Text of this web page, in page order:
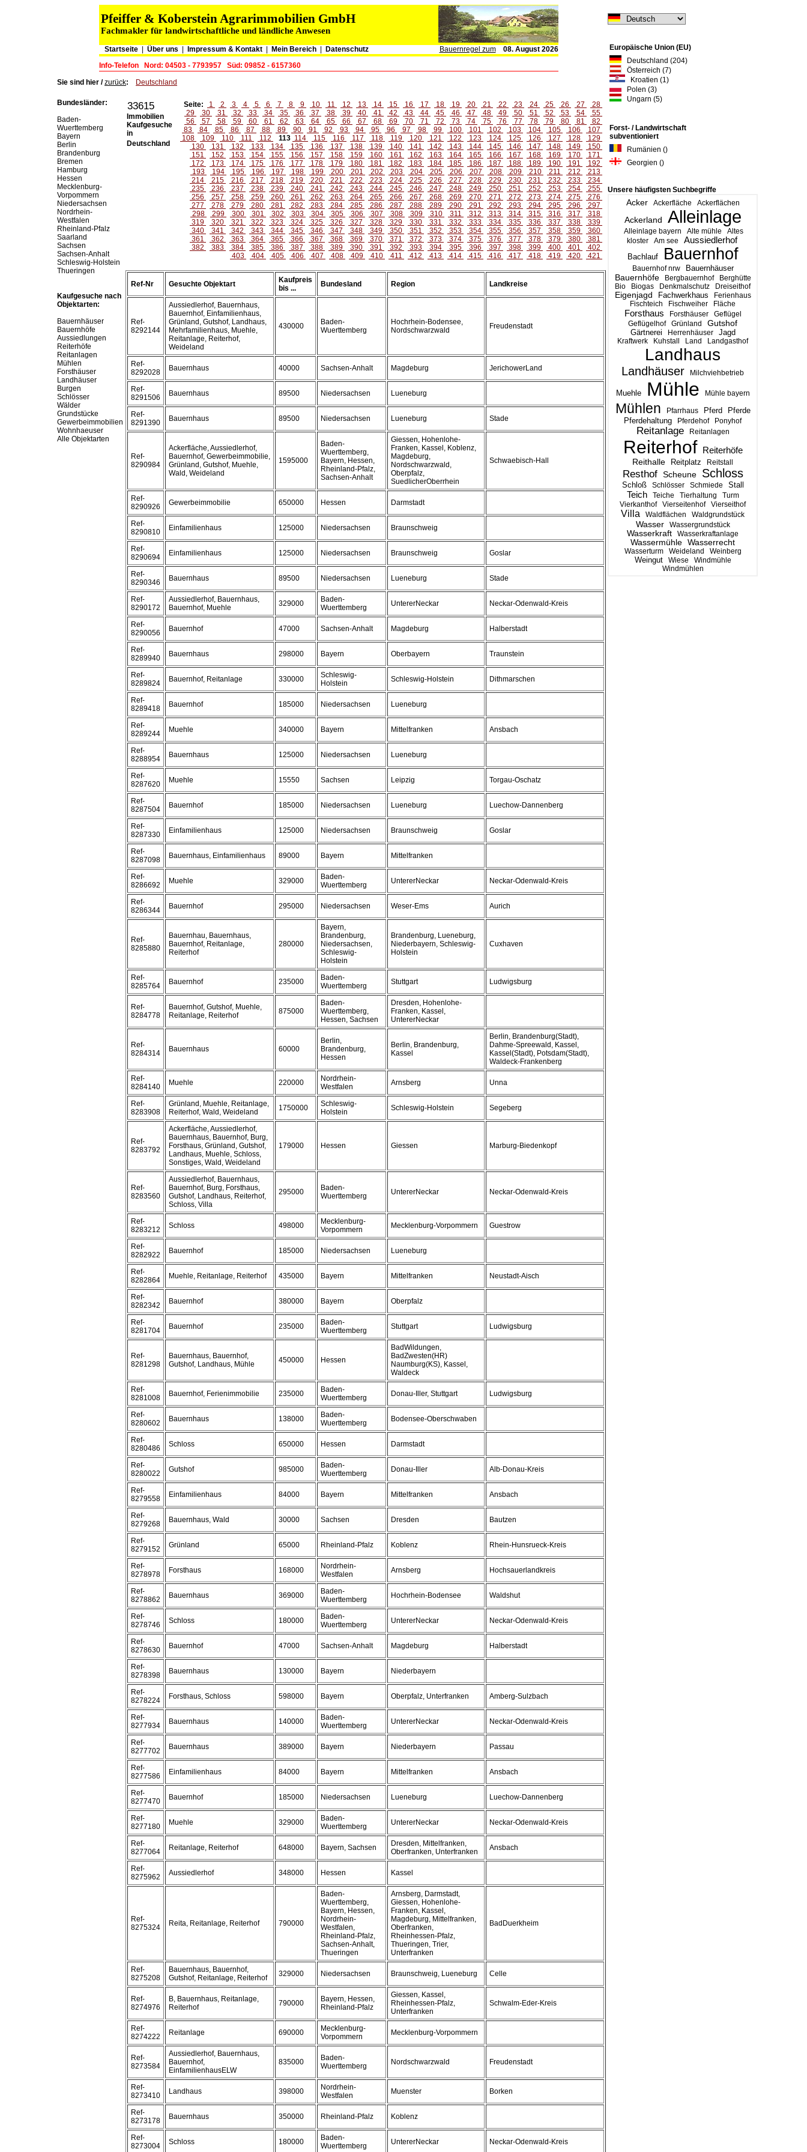
Pfeiffer & Koberstein Agrarimmobilien GmbH
Fachmakler für landwirtschaftliche und ländliche Anwesen
Startseite| Über uns Impressum & Kontakt| Mein Bereich Datenschutz Bauernregel zum
08. August 2026
Info-Telefon
Nord: 04503 - 7793957 Süd: 09852 - 6157360
Europäische Union (EU)
Deutschland (204)
Österreich (7)
Kroatien (1)
Polen (3)
Ungarn (5)
Forst- / Landwirtschaft
subventioniert
Rumänien ()
Georgien ()
Unsere häufigsten Suchbegriffe
Acker Ackerfläche Ackerflächen
Ackerland Alleinlage
Alleinlage bayern Alte mühle
Altes
kloster
Am see Aussiedlerhof
Bachlauf Bauernhof
Bauernhof nrw Bauernhäuser
Bauernhöfe Bergbauernhof
Berghütte
Bio
Biogas Denkmalschutz Dreiseithof
Eigenjagd Fachwerkhaus
Ferienhaus
Fischteich
Fischweiher Fläche
Forsthaus Forsthäuser
Geflügel
Geflügelhof
Grünland
Gutshof
Gärtnerei
Herrenhäuser Jagd
Kraftwerk Kuhstall Land Landgasthof
Landhaus
Landhäuser Milchviehbetrieb
Muehle Mühle Mühle bayern
Mühlen Pfarrhaus Pferd Pferde
Pferdehaltung Pferdehof Ponyhof
Reitanlage Reitanlagen
Reiterhof Reiterhöfe
Reithalle Reitplatz Reitstall
Resthof Scheune Schloss
Schloß Schlösser Schmiede Stall
Teich Teiche Tierhaltung
Turm
Vierkanthof
Vierseitenhof Vierseithof
Villa Waldflächen Waldgrundstück
Wasser Wassergrundstück
Wasserkraft Wasserkraftanlage
Wassermühle Wasserrecht
Wasserturm Weideland Weinberg
Weingut Wiese
Windmühle
Windmühlen
Sie sind hier /zurück: Deutschland
Bundesländer:
Baden-
Wuerttemberg
Bayern
Berlin
Brandenburg
Bremen
Hamburg
Hessen
Mecklenburg-
Vorpommern
Niedersachsen
Nordrhein-
Westfalen
Rheinland-Pfalz
Saarland
Sachsen
Sachsen-Anhalt
Schleswig-Holstein
Thueringen
Kaufgesuche nach
Objektarten:
Bauernhäuser
Bauernhöfe
Aussiedlungen
Reiterhöfe
Reitanlagen
Mühlen
Forsthäuser
Landhäuser
Burgen
Schlösser
Wälder
Grundstücke
Gewerbeimmobilien
Wohnhaeuser
Alle Objektarten
33615
Immobilien
Kaufgesuche
in
Deutschland
Seite: 1 2 3 4 5 6 7 8 9 10 11 12 13 14 15 16 17 18 19 20 21 22 23 24 25 26 27
28
29
30 31 32 33 34 35 36 37 38 39 40 41 42 43 44 45 46 47 48 49 50 51 52 53 54
55
56
57 58 59 60 61 62 63 64 65 66 67 68 69 70 71 72 73 74 75 76 77 78 79 80 81
82
83
84 85 86 87 88 89 90 91 92 93 94 95 96 97 98 99 100 101 102 103 104 105 106
107
108
109 110 111 112 113 114 115 116 117 118 119 120 121 122 123 124 125 126 127 128
129
130
131 132 133 134 135 136 137 138 139 140 141 142 143 144 145 146 147 148 149
150
151
152 153 154 155 156 157 158 159 160 161 162 163 164 165 166 167 168 169 170
171
172
173 174 175 176 177 178 179 180 181 182 183 184 185 186 187 188 189 190 191
192
193
194 195 196 197 198 199 200 201 202 203 204 205 206 207 208 209 210 211 212
213
214
215 216 217 218 219 220 221 222 223 224 225 226 227 228 229 230 231 232 233
234
235
236 237 238 239 240 241 242 243 244 245 246 247 248 249 250 251 252 253 254
255
256
257 258 259 260 261 262 263 264 265 266 267 268 269 270 271 272 273 274 275
276
277
278 279 280 281 282 283 284 285 286 287 288 289 290 291 292 293 294 295 296
297
298
299 300 301 302 303 304 305 306 307 308 309 310 311 312 313 314 315 316 317
318
319
320 321 322 323 324 325 326 327 328 329 330 331 332 333 334 335 336 337 338
339
340
341 342 343 344 345 346 347 348 349 350 351 352 353 354 355 356 357 358 359
360
361
362 363 364 365 366 367 368 369 370 371 372 373 374 375 376 377 378 379 380
381
382
383 384 385 386 387 388 389 390 391 392 393 394 395 396 397 398 399 400 401
402
403
404 405 406 407 408 409 410 411 412 413 414 415 416 417 418 419 420 421
Ref-Nr Gesuchte Objektart
Kaufpreis
bis ...
Bundesland Region Landkreise
Ref-
8292144
Aussiedlerhof, Bauernhaus,
Bauernhof, Einfamilienhaus,
Grünland, Gutshof, Landhaus,
Mehrfamilienhaus, Muehle,
Reitanlage, Reiterhof,
Weideland
430000
Baden-
Wuerttemberg
Hochrhein-Bodensee,
Nordschwarzwald
Freudenstadt
Ref-
8292028
Bauernhaus 40000 Sachsen-Anhalt Magdeburg JerichowerLand
Ref-
8291506
Bauernhaus 89500 Niedersachsen Lueneburg
Ref-
8291390
Bauernhaus 89500 Niedersachsen Lueneburg Stade
Ref-
8290984
Ackerfläche, Aussiedlerhof,
Bauernhof, Gewerbeimmobilie,
Grünland, Gutshof, Muehle,
Wald, Weideland
1595000
Baden-
Wuerttemberg,
Bayern, Hessen,
Rheinland-Pfalz,
Sachsen-Anhalt
Giessen, Hohenlohe-
Franken, Kassel, Koblenz,
Magdeburg,
Nordschwarzwald,
Oberpfalz,
SuedlicherOberrhein
Schwaebisch-Hall
Ref-
8290926
Gewerbeimmobilie 650000 Hessen Darmstadt
Ref-
8290810
Einfamilienhaus 125000 Niedersachsen Braunschweig
Ref-
8290694
Einfamilienhaus 125000 Niedersachsen Braunschweig Goslar
Ref-
8290346
Bauernhaus 89500 Niedersachsen Lueneburg Stade
Ref-
8290172
Aussiedlerhof, Bauernhaus,
Bauernhof, Muehle
329000
Baden-
Wuerttemberg
UntererNeckar Neckar-Odenwald-Kreis
Ref-
8290056
Bauernhof 47000 Sachsen-Anhalt Magdeburg Halberstadt
Ref-
8289940
Bauernhaus 298000 Bayern Oberbayern Traunstein
Ref-
8289824
Bauernhof, Reitanlage 330000
Schleswig-
Holstein
Schleswig-Holstein Dithmarschen
Ref-
8289418
Bauernhof 185000 Niedersachsen Lueneburg
Ref-
8289244
Muehle 340000 Bayern Mittelfranken Ansbach
Ref-
8288954
Bauernhaus 125000 Niedersachsen Lueneburg
Ref-
8287620
Muehle 15550 Sachsen Leipzig Torgau-Oschatz
Ref-
8287504
Bauernhof 185000 Niedersachsen Lueneburg Luechow-Dannenberg
Ref-
8287330
Einfamilienhaus 125000 Niedersachsen Braunschweig Goslar
Ref-
8287098
Bauernhaus, Einfamilienhaus 89000 Bayern Mittelfranken
Ref-
8286692
Muehle 329000
Baden-
Wuerttemberg
UntererNeckar Neckar-Odenwald-Kreis
Ref-
8286344
Bauernhof 295000 Niedersachsen Weser-Ems Aurich
Ref-
8285880
Bauernhau, Bauernhaus,
Bauernhof, Reitanlage,
Reiterhof
280000
Bayern,
Brandenburg,
Niedersachsen,
Schleswig-
Holstein
Brandenburg, Lueneburg,
Niederbayern, Schleswig-
Holstein
Cuxhaven
Ref-
8285764
Bauernhof 235000
Baden-
Wuerttemberg
Stuttgart Ludwigsburg
Ref-
8284778
Bauernhof, Gutshof, Muehle,
Reitanlage, Reiterhof
875000
Baden-
Wuerttemberg,
Hessen, Sachsen
Dresden, Hohenlohe-
Franken, Kassel,
UntererNeckar
Ref-
8284314
Bauernhaus 60000
Berlin,
Brandenburg,
Hessen
Berlin, Brandenburg,
Kassel
Berlin, Brandenburg(Stadt),
Dahme-Spreewald, Kassel,
Kassel(Stadt), Potsdam(Stadt),
Waldeck-Frankenberg
Ref-
8284140
Muehle 220000
Nordrhein-
Westfalen
Arnsberg Unna
Ref-
8283908
Grünland, Muehle, Reitanlage,
Reiterhof, Wald, Weideland
1750000
Schleswig-
Holstein
Schleswig-Holstein Segeberg
Ref-
8283792
Ackerfläche, Aussiedlerhof,
Bauernhaus, Bauernhof, Burg,
Forsthaus, Grünland, Gutshof,
Landhaus, Muehle, Schloss,
Sonstiges, Wald, Weideland
179000 Hessen Giessen Marburg-Biedenkopf
Ref-
8283560
Aussiedlerhof, Bauernhaus,
Bauernhof, Burg, Forsthaus,
Gutshof, Landhaus, Reiterhof,
Schloss, Villa
295000
Baden-
Wuerttemberg
UntererNeckar Neckar-Odenwald-Kreis
Ref-
8283212
Schloss 498000
Mecklenburg-
Vorpommern
Mecklenburg-Vorpommern Guestrow
Ref-
8282922
Bauernhof 185000 Niedersachsen Lueneburg
Ref-
8282864
Muehle, Reitanlage, Reiterhof 435000 Bayern Mittelfranken Neustadt-Aisch
Ref-
8282342
Bauernhof 380000 Bayern Oberpfalz
Ref-
8281704
Bauernhof 235000
Baden-
Wuerttemberg
Stuttgart Ludwigsburg
Ref-
8281298
Bauernhaus, Bauernhof,
Gutshof, Landhaus, Mühle
450000 Hessen
BadWildungen,
BadZwesten(HR)
Naumburg(KS), Kassel,
Waldeck
Ref-
8281008
Bauernhof, Ferienimmobilie 235000
Baden-
Wuerttemberg
Donau-Iller, Stuttgart Ludwigsburg
Ref-
8280602
Bauernhaus 138000
Baden-
Wuerttemberg
Bodensee-Oberschwaben
Ref-
8280486
Schloss 650000 Hessen Darmstadt
Ref-
8280022
Gutshof 985000
Baden-
Wuerttemberg
Donau-Iller Alb-Donau-Kreis
Ref-
8279558
Einfamilienhaus 84000 Bayern Mittelfranken Ansbach
Ref-
8279268
Bauernhaus, Wald 30000 Sachsen Dresden Bautzen
Ref-
8279152
Grünland 65000 Rheinland-Pfalz Koblenz Rhein-Hunsrueck-Kreis
Ref-
8278978
Forsthaus 168000
Nordrhein-
Westfalen
Arnsberg Hochsauerlandkreis
Ref-
8278862
Bauernhaus 369000
Baden-
Wuerttemberg
Hochrhein-Bodensee Waldshut
Ref-
8278746
Schloss 180000
Baden-
Wuerttemberg
UntererNeckar Neckar-Odenwald-Kreis
Ref-
8278630
Bauernhof 47000 Sachsen-Anhalt Magdeburg Halberstadt
Ref-
8278398
Bauernhaus 130000 Bayern Niederbayern
Ref-
8278224
Forsthaus, Schloss 598000 Bayern Oberpfalz, Unterfranken Amberg-Sulzbach
Ref-
8277934
Bauernhaus 140000
Baden-
Wuerttemberg
UntererNeckar Neckar-Odenwald-Kreis
Ref-
8277702
Bauernhaus 389000 Bayern Niederbayern Passau
Ref-
8277586
Einfamilienhaus 84000 Bayern Mittelfranken Ansbach
Ref-
8277470
Bauernhof 185000 Niedersachsen Lueneburg Luechow-Dannenberg
Ref-
8277180
Muehle 329000
Baden-
Wuerttemberg
UntererNeckar Neckar-Odenwald-Kreis
Ref-
8277064
Reitanlage, Reiterhof 648000 Bayern, Sachsen
Dresden, Mittelfranken,
Oberfranken, Unterfranken
Ansbach
Ref-
8275962
Aussiedlerhof 348000 Hessen Kassel
Ref-
8275324
Reita, Reitanlage, Reiterhof 790000
Baden-
Wuerttemberg,
Bayern, Hessen,
Nordrhein-
Westfalen,
Rheinland-Pfalz,
Sachsen-Anhalt,
Thueringen
Arnsberg, Darmstadt,
Giessen, Hohenlohe-
Franken, Kassel,
Magdeburg, Mittelfranken,
Oberfranken,
Rheinhessen-Pfalz,
Thueringen, Trier,
Unterfranken
BadDuerkheim
Ref-
8275208
Bauernhaus, Bauernhof,
Gutshof, Reitanlage, Reiterhof
329000 Niedersachsen Braunschweig, Lueneburg Celle
Ref-
8274976
B, Bauernhaus, Reitanlage,
Reiterhof
790000
Bayern, Hessen,
Rheinland-Pfalz
Giessen, Kassel,
Rheinhessen-Pfalz,
Unterfranken
Schwalm-Eder-Kreis
Ref-
8274222
Reitanlage 690000
Mecklenburg-
Vorpommern
Mecklenburg-Vorpommern
Ref-
8273584
Aussiedlerhof, Bauernhaus,
Bauernhof,
EinfamilienhausELW
835000
Baden-
Wuerttemberg
Nordschwarzwald Freudenstadt
Ref-
8273410
Landhaus 398000
Nordrhein-
Westfalen
Muenster Borken
Ref-
8273178
Bauernhaus 350000 Rheinland-Pfalz Koblenz
Ref-
8273004
Schloss 180000
Baden-
Wuerttemberg
UntererNeckar Neckar-Odenwald-Kreis